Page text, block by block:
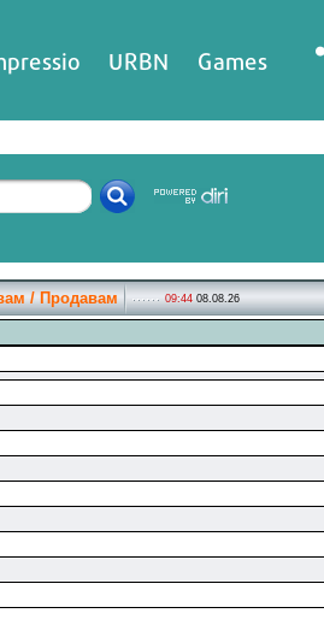
URBN Games
/ Продавам 09:44 08.08.26